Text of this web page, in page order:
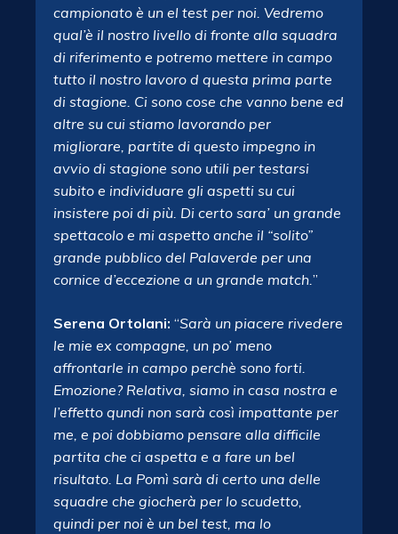
campionato è un el test per noi. Vedremo
qual’è il nostro livello di fronte alla squadra
di riferimento e potremo mettere in campo
tutto il nostro lavoro d questa prima parte
di stagione. Ci sono cose che vanno bene ed
altre su cui stiamo lavorando per
migliorare, partite di questo impegno in
avvio di stagione sono utili per testarsi
subito e individuare gli aspetti su cui
insistere poi di più. Di certo sara’ un grande
spettacolo e mi aspetto anche il “solito”
grande pubblico del Palaverde per una
cornice d’eccezione a un grande match.”
Serena Ortolani: “Sarà un piacere rivedere
le mie ex compagne, un po’ meno
affrontarle in campo perchè sono forti.
Emozione? Relativa, siamo in casa nostra e
l’effetto qundi non sarà così impattante per
me, e poi dobbiamo pensare alla difficile
partita che ci aspetta e a fare un bel
risultato. La Pomì sarà di certo una delle
squadre che giocherà per lo scudetto,
quindi per noi è un bel test, ma lo